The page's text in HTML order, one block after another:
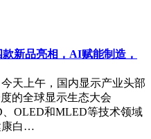
新品亮相，AI赋能制造，
天上午，国内显示产业头部
的全球显示生态大会
、OLED和MLED等技术领域
康白…